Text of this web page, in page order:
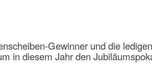
Gewinner und die ledigen
in diesem Jahr den